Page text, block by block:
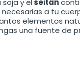
soja y elseitán
a tu
elementos
una fuente de